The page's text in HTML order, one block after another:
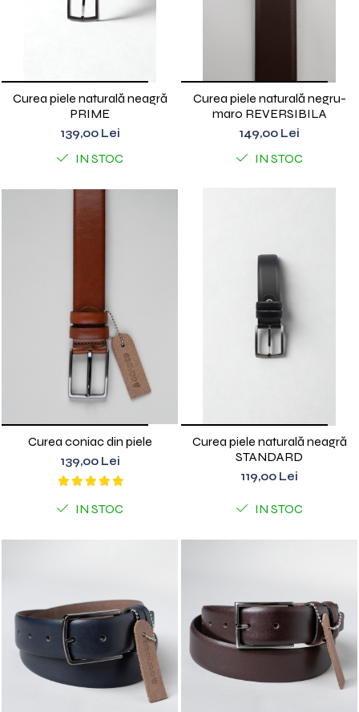
Curea piele naturală neagră
PRIME
139,00 Lei
IN STOC
Curea piele naturală negru-
maro REVERSIBILA
149,00 Lei
IN STOC
Curea coniac din piele
139,00 Lei
IN STOC
Curea piele naturală neagră
STANDARD
119,00 Lei
IN STOC